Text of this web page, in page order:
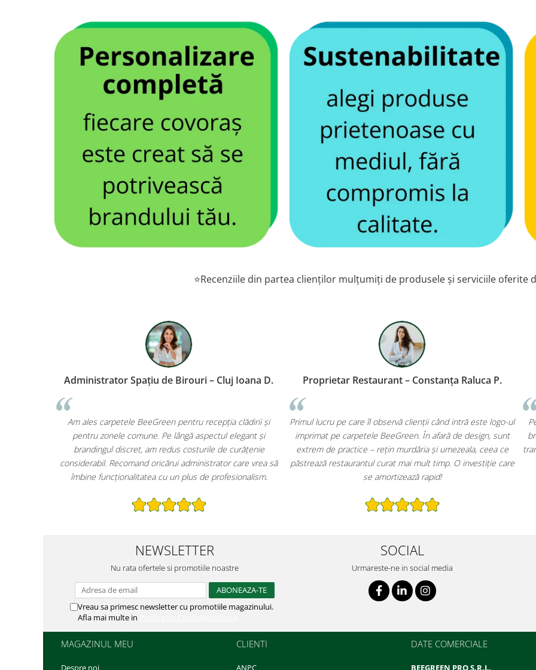
⭐Recenziile din partea clienților mulțumiți de produsele și serviciile oferite
Manager Hotel – București, Andrei M.
Carpetele personalizate de la BeeGreen au schimbat
complet prima impresie pe care o oferim clienților. Logo-ul
hotelului este vizibil chiar de la intrare, iar întreținerea e
mult mai simplă. În plus, faptul că sunt produse sustenabile
este un mare plus pentru imaginea noastră.
Administrator Spațiu de Birouri – Cluj Ioana D.
Am ales carpetele BeeGreen pentru recepția clădirii și
pentru zonele comune. Pe lângă aspectul elegant și
brandingul discret, am redus costurile de curățenie
considerabil. Recomand oricărui administrator care vrea să
îmbine funcționalitatea cu un plus de profesionalism.
Primul
imprimat
extrem de
păstrează
NEWSLETTER
Nu rata ofertele si promotiile noastre
Vreau sa primesc newsletter cu promotiile magazinului.
Afla mai multe in
SOCIAL
Urmareste-ne in social media
MAGAZINUL MEU CLIENTI DATE COMERCIALE